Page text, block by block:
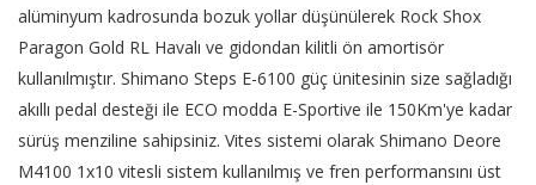
alüminyum kadrosunda bozuk yollar düşünülerek Rock Shox
Paragon Gold RL Havalı ve gidondan kilitli ön amortisör
kullanılmıştır. Shimano Steps E-6100 güç ünitesinin size sağladığı
akıllı pedal desteği ile ECO modda E-Sportive ile 150Km'ye kadar
sürüş menziline sahipsiniz. Vites sistemi olarak Shimano Deore
M4100 1x10 vitesli sistem kullanılmış ve fren performansını üst